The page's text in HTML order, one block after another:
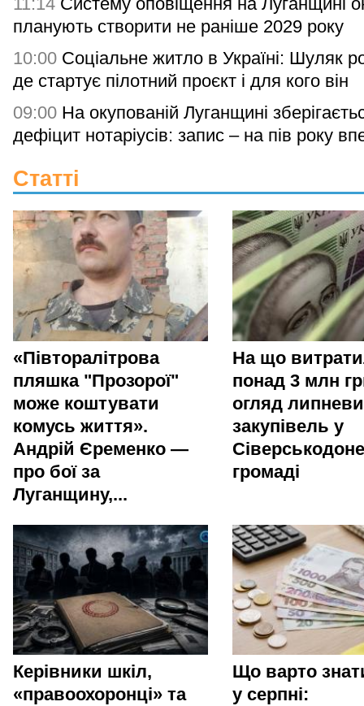
планують створити не раніше 2029 року
10:00 Соціальне житло в Україні: Шуляк
де стартує пілотний проєкт і для кого він
09:00 На окупованій Луганщині
дефіцит нотаріусів: запис – на пів року
Статті
«Півторалітрова
пляшка "Прозорої"
може коштувати
комусь життя».
Андрій Єременко —
про бої за
Луганщину,...
На що
понад 3 млн
огляд
закупівель у
громаді
Керівники шкіл,
«правоохоронці» та
Що варто
у серпні: